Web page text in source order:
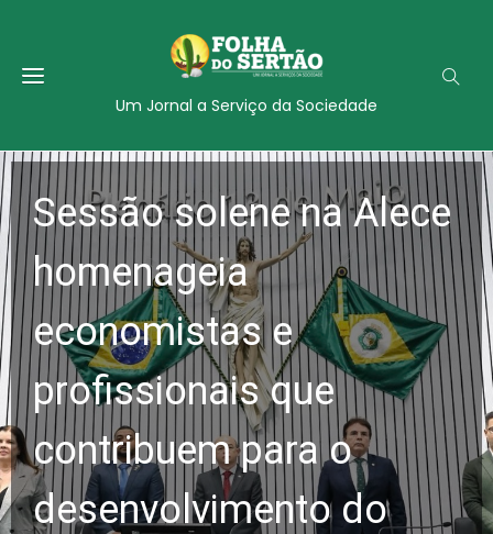
Um Jornal a Serviço da Sociedade
Sessão solene na Alece
homenageia
economistas e
profissionais que
contribuem para o
desenvolvimento do